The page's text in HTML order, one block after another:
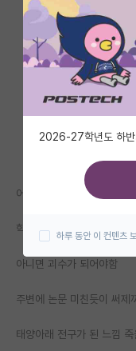
전체글보기
베스트 게시판
IF 명예의전당
자유 게시판(아무
미국 유학 게시판
미국 대학원 합격
대학원 합격 후기
연구실(PI) 홍보 게
석박사 채용 정보
임용 정보 게시판
어나더레벨 미친사람들 너무
학위 마칠때까지 자괴감 느
아니면 괴수가 되어야함
주변에 논문 미친듯이 써제
태양아래 전구가 된 느낌
2026-27학년도 하반
하루 동안 이 컨텐츠